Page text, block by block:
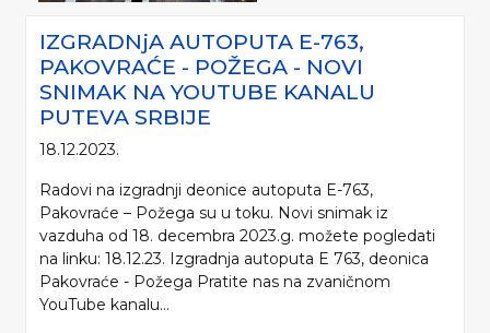
IZGRADNjA AUTOPUTA E-763,
PAKOVRAĆE - POŽEGA - NOVI
SNIMAK NA YOUTUBE KANALU
PUTEVA SRBIJE
18.12.2023.
Radovi na izgradnji deonice autoputa E-763,
Pakovraće – Požega su u toku. Novi snimak iz
vazduha od 18. decembra 2023.g. možete pogledati
na linku: 18.12.23. Izgradnja autoputa E 763, deonica
Pakovraće - Požega Pratite nas na zvaničnom
YouTube kanalu...